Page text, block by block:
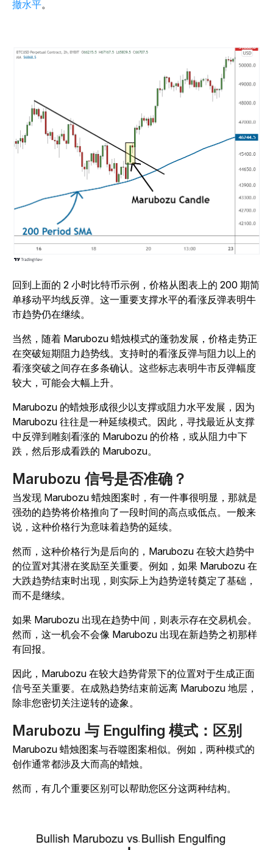
撤水平。
回到上面的 2 小时比特币示例，价格从图表上的 200 期简
单移动平均线反弹。这一重要支撑水平的看涨反弹表明牛
市趋势仍在继续。
当然，随着 Marubozu 蜡烛模式的蓬勃发展，价格走势正
在突破短期阻力趋势线。支持时的看涨反弹与阻力以上的
看涨突破之间存在多条确认。这些标志表明牛市反弹幅度
较大，可能会大幅上升。
Marubozu 的蜡烛形成很少以支撑或阻力水平发展，因为
Marubozu 往往是一种延续模式。因此，寻找最近从支撑
中反弹到雕刻看涨的 Marubozu 的价格，或从阻力中下
跌，然后形成看跌的 Marubozu。
Marubozu 信号是否准确？
当发现 Marubozu 蜡烛图案时，有一件事很明显，那就是
强劲的趋势将价格推向了一段时间的高点或低点。一般来
说，这种价格行为意味着趋势的延续。
然而，这种价格行为是后向的，Marubozu 在较大趋势中
的位置对其潜在奖励至关重要。例如，如果 Marubozu 在
大跌趋势结束时出现，则实际上为趋势逆转奠定了基础，
而不是继续。
如果 Marubozu 出现在趋势中间，则表示存在交易机会。
然而，这一机会不会像 Marubozu 出现在新趋势之初那样
有回报。
因此，Marubozu 在较大趋势背景下的位置对于生成正面
信号至关重要。在成熟趋势结束前远离 Marubozu 地层，
除非您密切关注逆转的迹象。
Marubozu 与 Engulfing 模式：区别
Marubozu 蜡烛图案与吞噬图案相似。例如，两种模式的
创作通常都涉及大而高的蜡烛。
然而，有几个重要区别可以帮助您区分这两种结构。